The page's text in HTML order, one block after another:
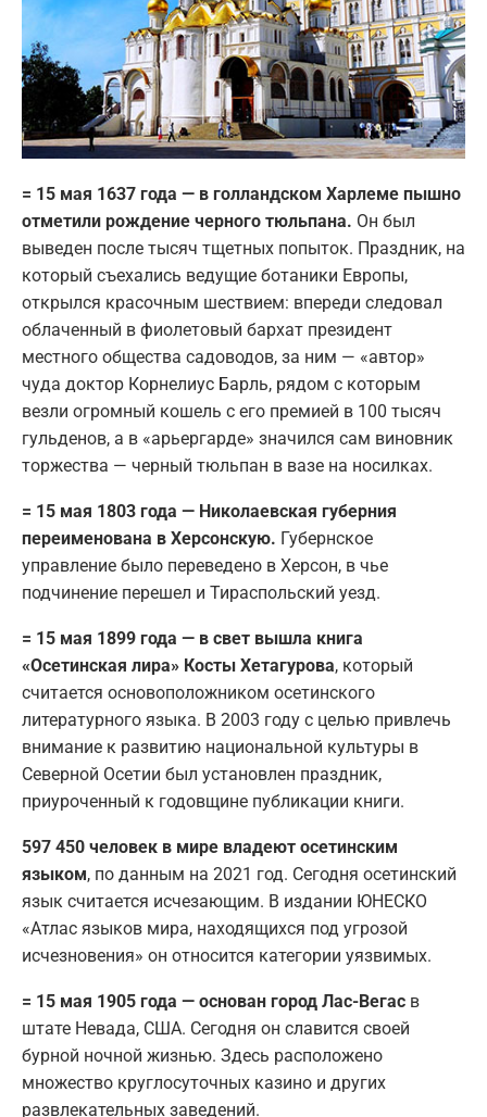
= 15 мая 1637 года — в голландском Харлеме пышно
отметили рождение черного тюльпана. Он был
выведен после тысяч тщетных попыток. Праздник, на
который съехались ведущие ботаники Европы,
открылся красочным шествием: впереди следовал
облаченный в фиолетовый бархат президент
местного общества садоводов, за ним — «автор»
чуда доктор Корнелиус Барль, рядом с которым
везли огромный кошель с его премией в 100 тысяч
гульденов, а в «арьергарде» значился сам виновник
торжества — черный тюльпан в вазе на носилках.
= 15 мая 1803 года — Николаевская губерния
переименована в Херсонскую. Губернское
управление было переведено в Херсон, в чье
подчинение перешел и Тираспольский уезд.
= 15 мая 1899 года — в свет вышла книга
«Осетинская лира» Косты Хетагурова, который
считается основоположником осетинского
литературного языка. В 2003 году с целью привлечь
внимание к развитию национальной культуры в
Северной Осетии был установлен праздник,
приуроченный к годовщине публикации книги.
597 450 человек в мире владеют осетинским
языком, по данным на 2021 год. Сегодня осетинский
язык считается исчезающим. В издании ЮНЕСКО
«Атлас языков мира, находящихся под угрозой
исчезновения» он относится категории уязвимых.
= 15 мая 1905 года — основан город Лас-Вегас в
штате Невада, США. Сегодня он славится своей
бурной ночной жизнью. Здесь расположено
множество круглосуточных казино и других
развлекательных заведений.